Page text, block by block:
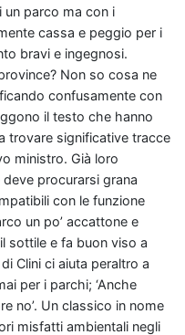
parco ma con i
cassa e peggio per i
bravi e ingegnosi.
Non so cosa ne
confusamente con
il testo che hanno
trovare significative tracce
ministro. Già loro
procurarsi grana
con le funzione
un po’ accattone e
sottile e fa buon viso a
Clini ci aiuta peraltro a
per i parchi; ‘Anche
no’. Un classico in nome
misfatti ambientali negli